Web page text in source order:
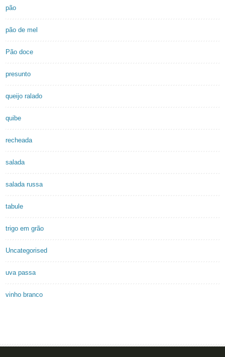
pão
pão de mel
Pão doce
presunto
queijo ralado
quibe
recheada
salada
salada russa
tabule
trigo em grão
Uncategorised
uva passa
vinho branco